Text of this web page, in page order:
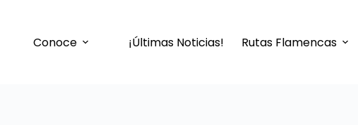
Conoce ¡Últimas Noticias! Rutas Flamencas